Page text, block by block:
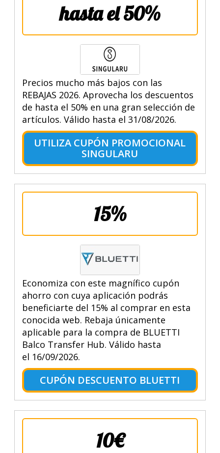
hasta el 50%
Precios mucho más bajos con las
REBAJAS 2026. Aprovecha los descuentos
de hasta el 50% en una gran selección de
artículos. Válido hasta el 31/08/2026.
UTILIZA CUPÓN PROMOCIONAL
SINGULARU
15%
Economiza con este magnífico cupón
ahorro con cuya aplicación podrás
beneficiarte del 15% al comprar en esta
conocida web. Rebaja únicamente
aplicable para la compra de BLUETTI
Balco Transfer Hub. Válido hasta
el 16/09/2026.
CUPÓN DESCUENTO BLUETTI
10€